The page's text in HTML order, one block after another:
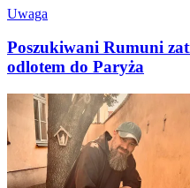
Uwaga
Poszukiwani Rumuni
odlotem do Paryża